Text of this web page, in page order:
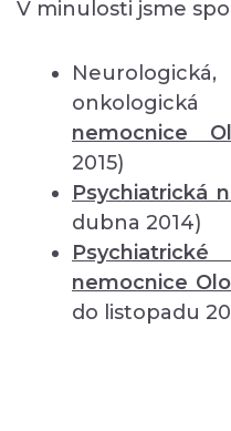
V minulosti jsme
nemocnice
2015)
Psychiatrická
dubna 2014)
nemocnice
do listopadu